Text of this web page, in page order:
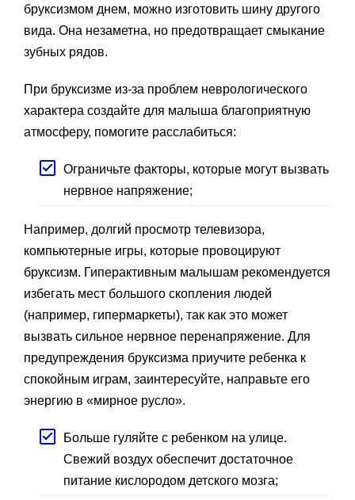
бруксизмом днем, можно изготовить шину другого
вида. Она незаметна, но предотвращает смыкание
зубных рядов.
При бруксизме из-за проблем неврологического
характера создайте для малыша благоприятную
атмосферу, помогите расслабиться:
Ограничьте факторы, которые могут вызвать
нервное напряжение;
Например, долгий просмотр телевизора,
компьютерные игры, которые провоцируют
бруксизм. Гиперактивным малышам рекомендуется
избегать мест большого скопления людей
(например, гипермаркеты), так как это может
вызвать сильное нервное перенапряжение. Для
предупреждения бруксизма приучите ребенка к
спокойным играм, заинтересуйте, направьте его
энергию в «мирное русло».
Больше гуляйте с ребенком на улице.
Свежий воздух обеспечит достаточное
питание кислородом детского мозга;